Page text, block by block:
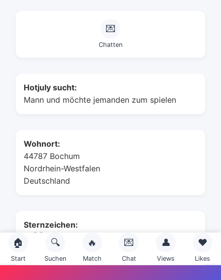
💌
Chatten
Hotjuly sucht:
Mann und möchte jemanden zum spielen
Wohnort:
44787 Bochum
Nordrhein-Westfalen
Deutschland
Sternzeichen:
🏠
Start
🔍
Suchen
🔥
Match
💌
Chat
👤
Views
❤️
Likes